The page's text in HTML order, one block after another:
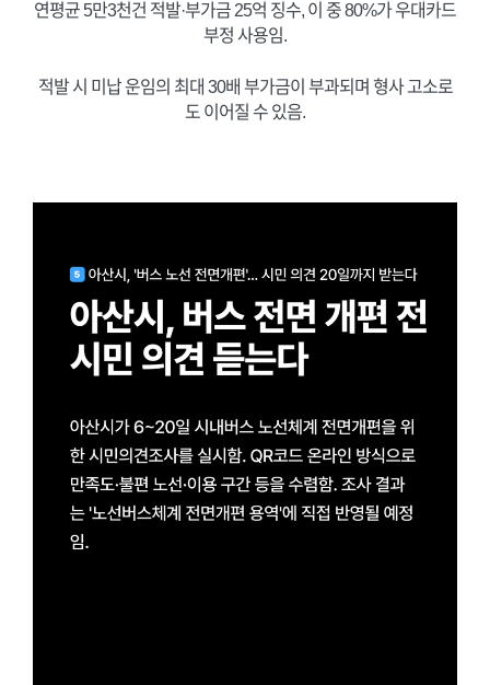
연평균 5만3천건 적발·부가금 25억 징수, 이 중 80%가 우대카드
부정 사용임.
적발 시 미납 운임의 최대 30배 부가금이 부과되며 형사 고소로
도 이어질 수 있음.